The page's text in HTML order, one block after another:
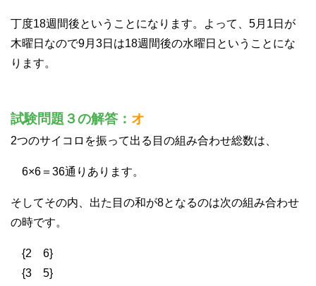
丁度18週間後ということになります。よって、5月1日が
木曜日なので9月3日は18週間後の水曜日ということにな
ります。
試験問題３の解答： オ
2つのサイコロを振って出る目の組み合わせ総数は、
6×6＝36通りあります。
そしてその内、出た目の和が8となるのは次の組み合わせ
の時です。
{2 6}
{3 5}